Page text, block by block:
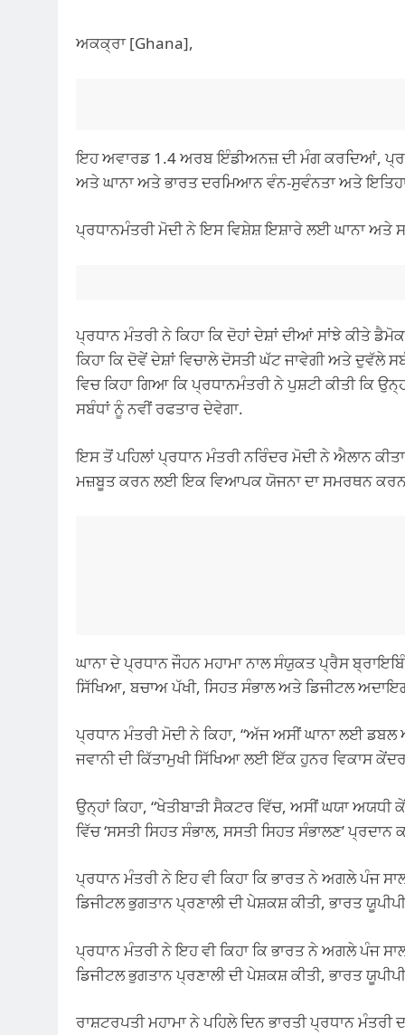
ਅਕਕ੍ਰਾ [Ghana],
ਇਹ ਅਵਾਰਡ 1.4 ਅਰਬ ਇੰਡੀਅਨਜ਼ ਦੀ ਮੰਗ ਕਰਦਿਆਂ,
ਅਤੇ ਘਾਨਾ ਅਤੇ ਭਾਰਤ ਦਰਮਿਆਨ ਵੰਨ-ਸੁਵੰਨਤਾ ਅਤੇ
ਪ੍ਰਧਾਨਮੰਤਰੀ ਮੋਦੀ ਨੇ ਇਸ ਵਿਸ਼ੇਸ਼ ਇਸ਼ਾਰੇ ਲਈ ਘਾਨਾ ਅਤੇ
ਪ੍ਰਧਾਨ ਮੰਤਰੀ ਨੇ ਕਿਹਾ ਕਿ ਦੋਹਾਂ ਦੇਸ਼ਾਂ ਦੀਆਂ ਸਾਂਝੇ ਕੀਤੇ
ਕਿਹਾ ਕਿ ਦੋਵੇਂ ਦੇਸ਼ਾਂ ਵਿਚਾਲੇ ਦੋਸਤੀ ਘੱਟ ਜਾਵੇਗੀ ਅਤੇ
ਵਿਚ ਕਿਹਾ ਗਿਆ ਕਿ ਪ੍ਰਧਾਨਮੰਤਰੀ ਨੇ ਪੁਸ਼ਟੀ ਕੀਤੀ ਕਿ
ਸਬੰਧਾਂ ਨੂੰ ਨਵੀਂ ਰਫਤਾਰ ਦੇਵੇਗਾ.
ਇਸ ਤੋਂ ਪਹਿਲਾਂ ਪ੍ਰਧਾਨ ਮੰਤਰੀ ਨਰਿੰਦਰ ਮੋਦੀ ਨੇ ਐਲਾਨ
ਮਜ਼ਬੂਤ ​​ਕਰਨ ਲਈ ਇਕ ਵਿਆਪਕ ਯੋਜਨਾ ਦਾ ਸਮਰਥਨ
ਘਾਨਾ ਦੇ ਪ੍ਰਧਾਨ ਜੌਹਨ ਮਹਾਮਾ ਨਾਲ ਸੰਯੁਕਤ ਪ੍ਰੈਸ
ਸਿੱਖਿਆ, ਬਚਾਅ ਪੱਖੀ, ਸਿਹਤ ਸੰਭਾਲ ਅਤੇ ਡਿਜੀਟਲ
ਪ੍ਰਧਾਨ ਮੰਤਰੀ ਮੋਦੀ ਨੇ ਕਿਹਾ, “ਅੱਜ ਅਸੀਂ ਘਾਨਾ ਲਈ
ਜਵਾਨੀ ਦੀ ਕਿੱਤਾਮੁਖੀ ਸਿੱਖਿਆ ਲਈ ਇੱਕ ਹੁਨਰ ਵਿਕਾਸ
ਉਨ੍ਹਾਂ ਕਿਹਾ, “ਖੇਤੀਬਾੜੀ ਸੈਕਟਰ ਵਿੱਚ, ਅਸੀਂ ਘਯਾ
ਵਿੱਚ ‘ਸਸਤੀ ਸਿਹਤ ਸੰਭਾਲ, ਸਸਤੀ ਸਿਹਤ ਸੰਭਾਲਣ’ ਪ੍ਰਦਾਨ
ਪ੍ਰਧਾਨ ਮੰਤਰੀ ਨੇ ਇਹ ਵੀ ਕਿਹਾ ਕਿ ਭਾਰਤ ਨੇ ਅਗਲੇ ਪੰਜ
ਡਿਜੀਟਲ ਭੁਗਤਾਨ ਪ੍ਰਣਾਲੀ ਦੀ ਪੇਸ਼ਕਸ਼ ਕੀਤੀ, ਭਾਰਤ
ਪ੍ਰਧਾਨ ਮੰਤਰੀ ਨੇ ਇਹ ਵੀ ਕਿਹਾ ਕਿ ਭਾਰਤ ਨੇ ਅਗਲੇ ਪੰਜ
ਡਿਜੀਟਲ ਭੁਗਤਾਨ ਪ੍ਰਣਾਲੀ ਦੀ ਪੇਸ਼ਕਸ਼ ਕੀਤੀ, ਭਾਰਤ
ਰਾਸ਼ਟਰਪਤੀ ਮਹਾਮਾ ਨੇ ਪਹਿਲੇ ਦਿਨ ਭਾਰਤੀ ਪ੍ਰਧਾਨ